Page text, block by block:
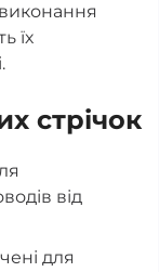
виконання
їх
стрічок
від
для